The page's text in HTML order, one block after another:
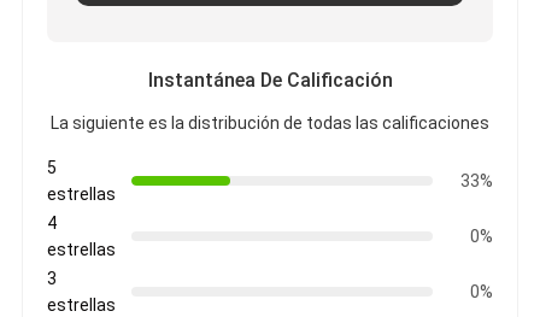
Instantánea De Calificación
La siguiente es la distribución de todas las calificaciones
5
estrellas
33%
4
estrellas
0%
3
estrellas
0%